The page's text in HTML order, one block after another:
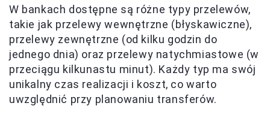
W bankach dostępne są różne typy przelewów,
takie jak przelewy wewnętrzne (błyskawiczne),
przelewy zewnętrzne (od kilku godzin do
jednego dnia) oraz przelewy natychmiastowe (w
przeciągu kilkunastu minut). Każdy typ ma swój
unikalny czas realizacji i koszt, co warto
uwzględnić przy planowaniu transferów.